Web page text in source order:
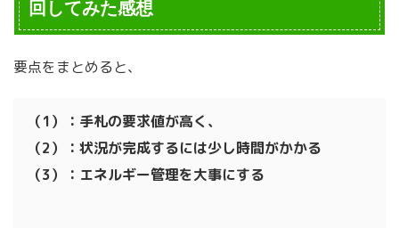
回してみた感想
要点をまとめると、
（1）：手札の要求値が高く、
（2）：状況が完成するには少し時間がかかる
（3）：エネルギー管理を大事にする